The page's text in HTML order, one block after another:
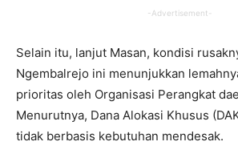
-Advertisement-
Selain itu, lanjut Masan, kondisi
Ngembalrejo ini menunjukkan
prioritas oleh Organisasi Perangkat
Menurutnya, Dana Alokasi Khusus
tidak berbasis kebutuhan mendesak.